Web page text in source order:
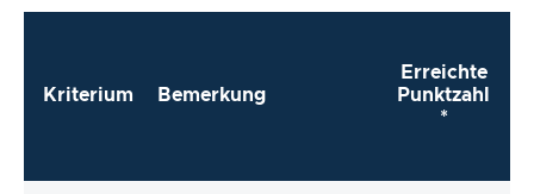
Kriterium Bemerkung
Erreichte
Punktzahl
*